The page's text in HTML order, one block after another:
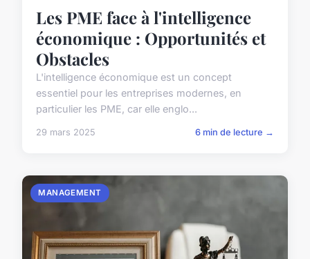
Les PME face à l'intelligence
économique : Opportunités et
Obstacles
L'intelligence économique est un concept
essentiel pour les entreprises modernes, en
particulier les PME, car elle englo...
29 mars 2025 6 min de lecture →
MANAGEMENT